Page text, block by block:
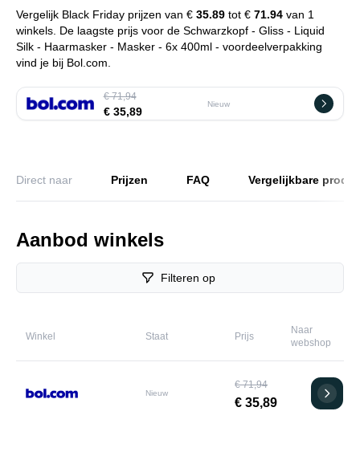
Vergelijk Black Friday prijzen van € 35.89 tot € 71.94 van 1
winkels. De laagste prijs voor de Schwarzkopf - Gliss - Liquid
Silk - Haarmasker - Masker - 6x 400ml - voordeelverpakking
vind je bij Bol.com.
€ 71,94
€ 35,89
Nieuw
Direct naar Prijzen FAQ Vergelijkbare
Aanbod winkels
Filteren op
Winkel Staat Prijs
Naar
webshop
Nieuw
€ 71,94
€ 35,89